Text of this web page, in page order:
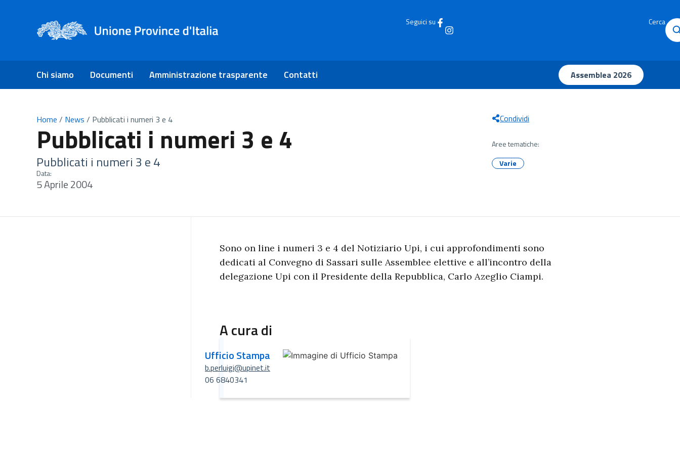
Seguici su Cerca
Chi siamo Documenti Amministrazione trasparente Contatti Assemblea 2026
Home / News / Pubblicati i numeri 3 e 4
Pubblicati i numeri 3 e 4
Pubblicati i numeri 3 e 4
Data:
5 Aprile 2004
Condividi
Aree tematiche:
Varie
Sono on line i numeri 3 e 4 del Notiziario Upi, i cui approfondimenti sono
dedicati al Convegno di Sassari sulle Assemblee elettive e all’incontro della
delegazione Upi con il Presidente della Repubblica, Carlo Azeglio Ciampi.
A cura di
Ufficio Stampa
b.perluigi@upinet.it
06 6840341